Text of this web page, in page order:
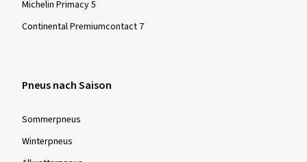
Michelin Primacy 5
Continental Premiumcontact 7
Pneus nach Saison
Sommer­pneus
Winter­pneus